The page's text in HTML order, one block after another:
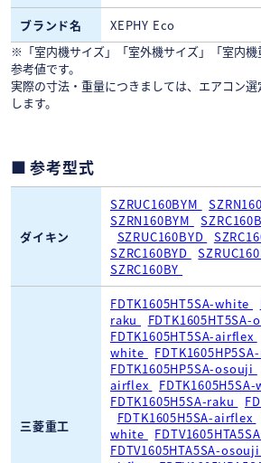
ブランド名
XEPHY Eco
※「室内機サイズ」「室外機サイズ」「室内
参考値です。
実際の寸法・重量につきましては、エアコン
します。
参考型式
ダイキン
SZRUC160BYM
SZRN160BYM
SZRUC160BYD
SZRC160BYD
SZRC160BY
三菱重工
FDTK1605HT5SA-white
raku
FDTK1605HT5SA-
FDTK1605HT5SA-airflex
white
FDTK1605HP5SA-osouji
airflex
FDTK1605H5SA-raku
FDTK1605H5SA-airflex
white
FDTV1605HTA5SA-osouji